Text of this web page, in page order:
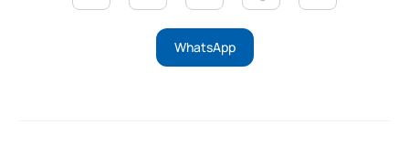
WhatsApp